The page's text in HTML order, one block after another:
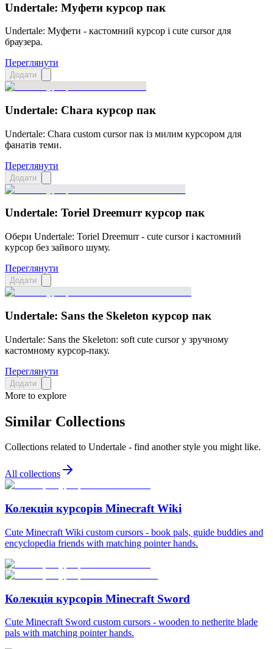
Undertale: Муфети курсор пак
Undertale: Муфети - кастомний курсор і cute cursor для
браузера.
Переглянути
Додати
Undertale: Chara курсор пак
Undertale: Chara custom cursor пак із милим курсором для
фанатів теми.
Переглянути
Додати
Undertale: Toriel Dreemurr курсор пак
Обери Undertale: Toriel Dreemurr - cute cursor і кастомний
курсор без зайвого шуму.
Переглянути
Додати
Undertale: Sans the Skeleton курсор пак
Undertale: Sans the Skeleton: soft cute cursor у зручному
кастомному курсор-паку.
Переглянути
Додати
More to explore
Similar Collections
Collections related to Undertale - find another style you might like.
All collections
Колекція курсорів Minecraft Wiki
Cute Minecraft Wiki custom cursors - book pals, guide buddies and
encyclopedia friends with matching pointer hands.
Колекція курсорів Minecraft Sword
Cute Minecraft Sword custom cursors - wooden to netherite blade
pals with matching pointer hands.